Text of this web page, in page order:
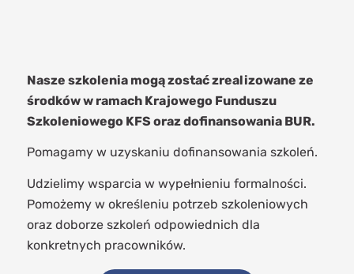
Nasze szkolenia mogą zostać zrealizowane ze
środków w ramach Krajowego Funduszu
Szkoleniowego KFS oraz dofinansowania BUR.
Pomagamy w uzyskaniu dofinansowania szkoleń.
Udzielimy wsparcia w wypełnieniu formalności.
Pomożemy w określeniu potrzeb szkoleniowych
oraz doborze szkoleń odpowiednich dla
konkretnych pracowników.